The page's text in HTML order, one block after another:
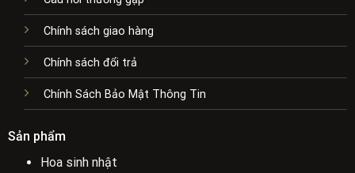
Chính sách giao hàng
Chính sách đổi trả
Chính Sách Bảo Mật Thông Tin
Sản phẩm
Hoa sinh nhật